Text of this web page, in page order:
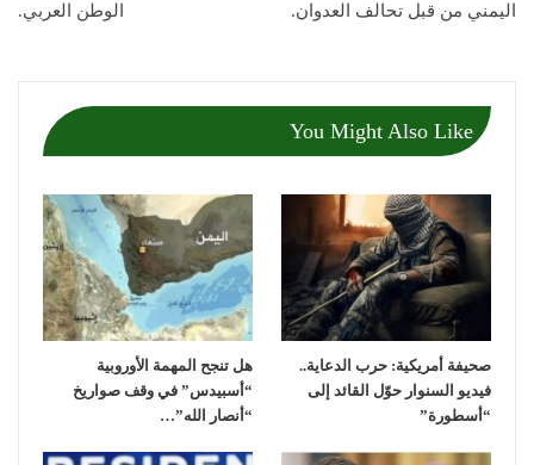
اليمني من قبل تحالف العدوان.
الوطن العربي.
You Might Also Like
صحيفة أمريكية: حرب الدعاية..
فيديو السنوار حوّل القائد إلى
“أسطورة”
هل تنجح المهمة الأوروبية
“أسبيدس” في وقف صواريخ
“أنصار الله”…